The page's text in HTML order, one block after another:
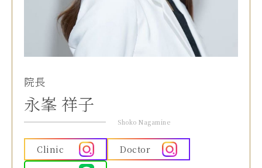
院長
永峯 祥子
Shoko Nagamine
Clinic
Doctor